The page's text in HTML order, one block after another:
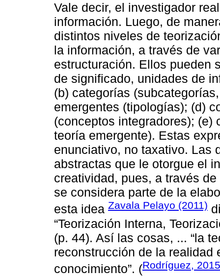
Vale decir, el investigador
información. Luego, de
distintos niveles de
la información, a través de
estructuración. Ellos pueden
de significado, unidades de
(b) categorías
emergentes (tipologías); (d)
(conceptos integradores); (e)
teoría emergente). Estas
enunciativo, no taxativo. Las
abstractas que le otorgue el
creatividad, pues, a través
se considera parte de la
esta idea Zavala Pelayo (2011)
“Teorización Interna,
(p. 44). Así las cosas, ... “la
reconstrucción de la realidad
conocimiento”. (Rodríguez, 2015